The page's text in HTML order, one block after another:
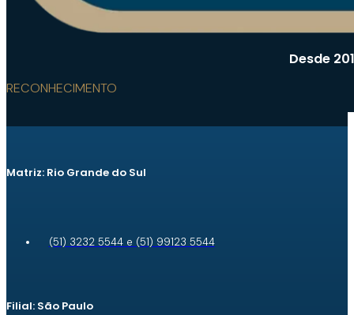
Desde
RECONHECIMENTO
Matriz: Rio Grande do Sul
(51) 3232 5544 e (51) 99123 5544
Filial: São Paulo